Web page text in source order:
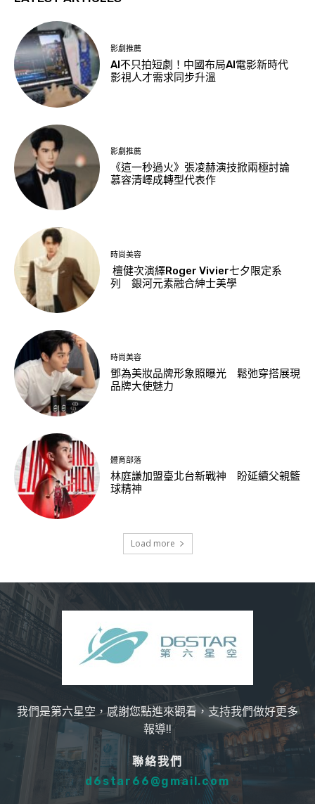
影劇推薦
AI不只拍短劇！中國布局AI電影新時代
影視人才需求同步升溫
影劇推薦
《這一秒過火》張凌赫演技掀兩極討論
慕容清嶧成轉型代表作
時尚美容
檀健次演繹Roger Vivier七夕限定系
列 銀河元素融合紳士美學
時尚美容
鄧為美妝品牌形象照曝光 鬆弛穿搭展現
品牌大使魅力
體育部落
林庭謙加盟臺北台新戰神 盼延續父親籃
球精神
Load more
我們是第六星空，感謝您點進來觀看，支持我們做好更多
報導!!
聯絡我們
d6star66@gmail.com